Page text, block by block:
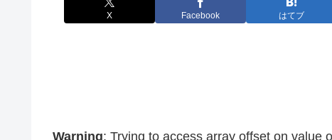
X Facebook はてブ
Warning: Trying to access array offset on value